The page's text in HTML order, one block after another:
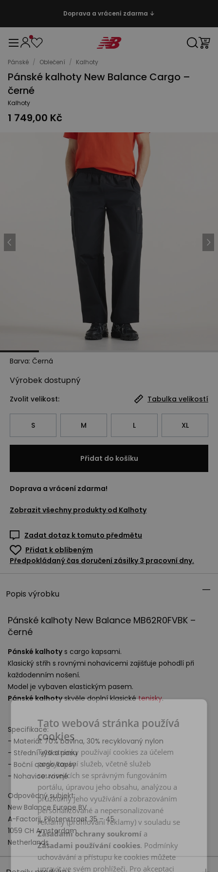
Doprava a vrácení zdarma ↓
Pánské / Oblečení / Kalhoty
Pánské kalhoty New Balance Cargo –
černé
Kalhoty
1 749,00 Kč
Barva: Černá
Výrobek dostupný
Zvolit velikost: Tabulka velikostí
S M L XL
Přidat do košíku
Doprava a vrácení zdarma!
Zobrazit všechny produkty od Kalhoty
Zadat dotaz k tomuto předmětu
Přidat k oblíbeným
Předpokládaný čas doručení zásilky 3 pracovní dny.
Popis výrobku
Pánské kalhoty New Balance MB62R0FVBK –
černé
Pánské kalhotys cargo kapsami.
Klasický střih s rovnými nohavicemi zajišťuje pohodlí při
každodenním nošení.
Model je vybaven elastickým pasem.
Pánské kalhotyskvěle doplní klasickétenisky.
Specifikace:
- Materiál: 70% bavlna, 30% recyklovaný nylon
- Střední výška pasu
- Boční cargo kapsy
- Nohavice: rovné
Odpovědný subjekt:
New Balance Europe BV
A-Factorij, Pilotenstraat 35 – 45
1059 CH Amsterdam
Netherlands
Tato webová stránka používá
cookies
Tyto stránky používají cookies za účelem
poskytování služeb, včetně služeb
souvisejících se správným fungováním
portálu, úpravou jeho obsahu, analýzou a
průzkumy jeho využívání a zobrazováním
personalizované a nepersonalizované
reklamy (profilování reklamy) v souladu se
Zásadami ochrany soukromí a
Zásadami používání cookies. Podmínky
uchovávání a přístupu ke cookies můžete
upravit ve svém prohlížeči. Pro akceptaci